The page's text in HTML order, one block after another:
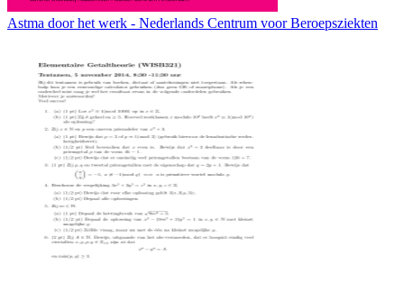
Astma door het werk - Nederlands Centrum voor Beroepsziekten